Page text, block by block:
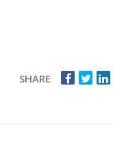
SHARE